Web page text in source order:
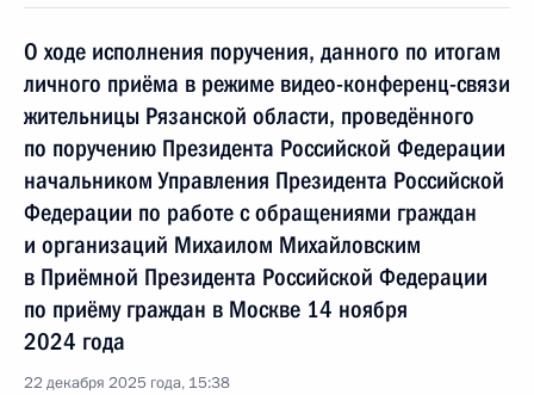
О ходе исполнения поручения, данного по итогам
личного приёма в режиме видео-конференц-связи
жительницы Рязанской области, проведённого
по поручению Президента Российской Федерации
начальником Управления Президента Российской
Федерации по работе с обращениями граждан
и организаций Михаилом Михайловским
в Приёмной Президента Российской Федерации
по приёму граждан в Москве 14 ноября
2024 года
22 декабря 2025 года, 15:38